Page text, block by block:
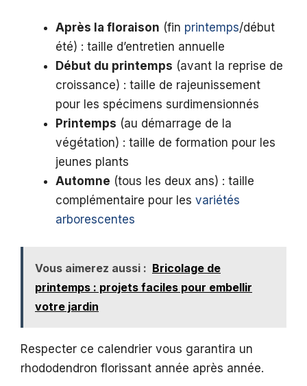
Après la floraison (fin printemps/début
été) : taille d’entretien annuelle
Début du printemps (avant la reprise de
croissance) : taille de rajeunissement
pour les spécimens surdimensionnés
Printemps (au démarrage de la
végétation) : taille de formation pour les
jeunes plants
Automne (tous les deux ans) : taille
complémentaire pour les variétés
arborescentes
Vous aimerez aussi : Bricolage de
printemps : projets faciles pour embellir
votre jardin
Respecter ce calendrier vous garantira un
rhododendron florissant année après année.